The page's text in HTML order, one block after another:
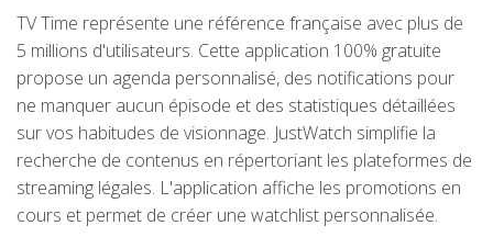
TV Time représente une référence française avec plus de
5 millions d'utilisateurs. Cette application 100% gratuite
propose un agenda personnalisé, des notifications pour
ne manquer aucun épisode et des statistiques détaillées
sur vos habitudes de visionnage. JustWatch simplifie la
recherche de contenus en répertoriant les plateformes de
streaming légales. L'application affiche les promotions en
cours et permet de créer une watchlist personnalisée.